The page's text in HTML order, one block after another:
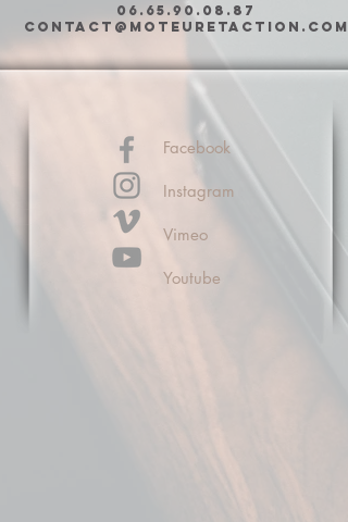
06.65.90.08.87
Contact@moteuretaction.com
Facebook
Instagram
Vimeo
Youtube